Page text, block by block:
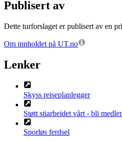
Publisert av
Dette turforslaget er publisert av en
Om innholdet på UT.no
Lenker
Skyss reiseplanlegger
Støtt stiarbeidet vårt - bli
Sporløs ferdsel